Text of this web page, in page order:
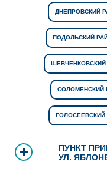
ДНЕПРОВСКИЙ
ПОДОЛЬСКИЙ
ШЕВЧЕНКОВСКИЙ
СОЛОМЕНСКИЙ
ГОЛОСЕЕВСКИЙ
ПУНКТ
УЛ.